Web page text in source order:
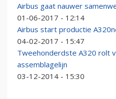
Airbus gaat nauwer
01-06-2017 - 12:14
Airbus start productie
04-02-2017 - 15:47
Tweehonderdste A320 rolt
assemblagelijn
03-12-2014 - 15:30